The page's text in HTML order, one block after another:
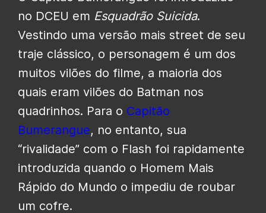
no DCEU em Esquadrão Suicida.
Vestindo uma versão mais street de seu
traje clássico, o personagem é um dos
muitos vilões do filme, a maioria dos
quais eram vilões do Batman nos
quadrinhos. Para o Capitão
Bumerangue, no entanto, sua
“rivalidade” com o Flash foi rapidamente
introduzida quando o Homem Mais
Rápido do Mundo o impediu de roubar
um cofre.